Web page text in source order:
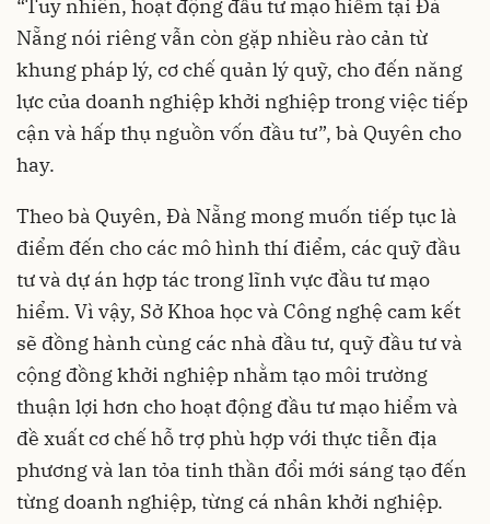
“Tuy nhiên, hoạt động đầu tư mạo hiểm tại Đà
Nẵng nói riêng vẫn còn gặp nhiều rào cản từ
khung pháp lý, cơ chế quản lý quỹ, cho đến năng
lực của doanh nghiệp khởi nghiệp trong việc tiếp
cận và hấp thụ nguồn vốn đầu tư”, bà Quyên cho
hay.
Theo bà Quyên, Đà Nẵng mong muốn tiếp tục là
điểm đến cho các mô hình thí điểm, các quỹ đầu
tư và dự án hợp tác trong lĩnh vực đầu tư mạo
hiểm. Vì vậy, Sở Khoa học và Công nghệ cam kết
sẽ đồng hành cùng các nhà đầu tư, quỹ đầu tư và
cộng đồng khởi nghiệp nhằm tạo môi trường
thuận lợi hơn cho hoạt động đầu tư mạo hiểm và
đề xuất cơ chế hỗ trợ phù hợp với thực tiễn địa
phương và lan tỏa tinh thần đổi mới sáng tạo đến
từng doanh nghiệp, từng cá nhân khởi nghiệp.